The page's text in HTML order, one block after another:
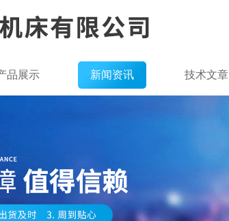
品展示 新闻资讯 技术文章